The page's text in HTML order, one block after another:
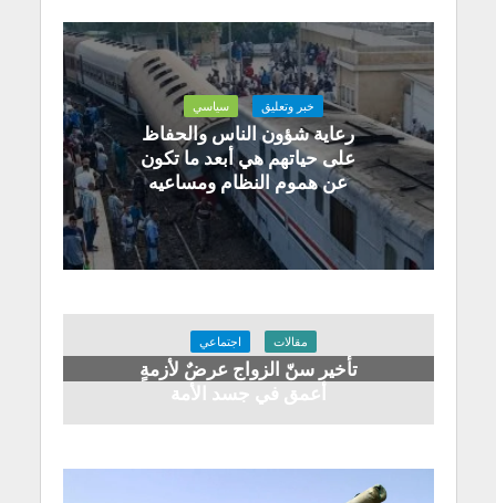
خبر وتعليق سياسي
رعاية شؤون الناس والحفاظ
على حياتهم هي أبعد ما تكون
عن هموم النظام ومساعيه
مقالات اجتماعي
تأخير سنّ الزواج عرضٌ لأزمةٍ
أعمق في جسد الأمة